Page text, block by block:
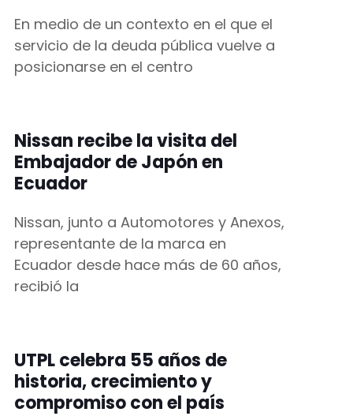
En medio de un contexto en el que el
servicio de la deuda pública vuelve a
posicionarse en el centro
Nissan recibe la visita del
Embajador de Japón en
Ecuador
Nissan, junto a Automotores y Anexos,
representante de la marca en
Ecuador desde hace más de 60 años,
recibió la
UTPL celebra 55 años de
historia, crecimiento y
compromiso con el país